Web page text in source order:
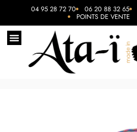
04 95 28 72 70 06 20 88 32 65
POINTS DE VENTE